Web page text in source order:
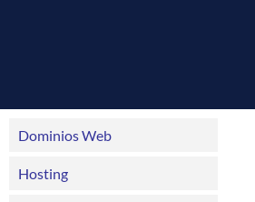
Dominios Web
Hosting